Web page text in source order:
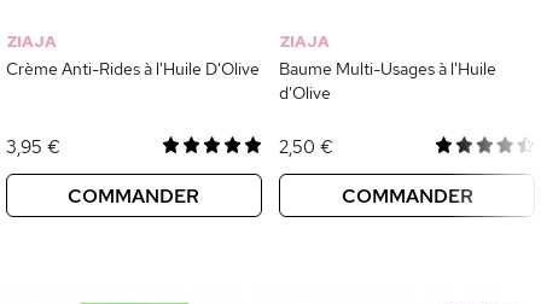
ZIAJA
Crème Anti-Rides à l'Huile D'Olive
3,95 €
COMMANDER
ZIAJA
Baume Multi-Usages à l'Huile
d'Olive
2,50 €
COMMANDER